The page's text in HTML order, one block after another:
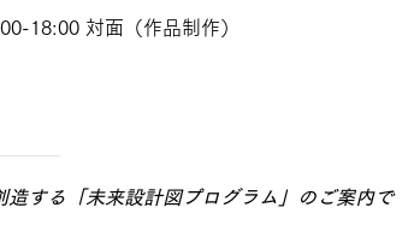
18:00 対面（作品制作）
造する「未来設計図プログラム」のご案内で